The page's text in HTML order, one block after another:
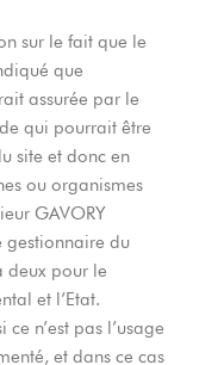
sur le fait que le
que
assurée par le
qui pourrait être
site et donc en
ou organismes
GAVORY
gestionnaire du
deux pour le
et l’Etat.
n’est pas l’usage
et dans ce cas